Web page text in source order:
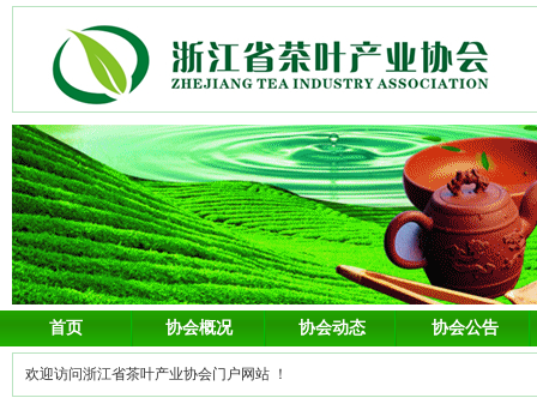
首页 协会概况 协会动态 协会公告
欢迎访问浙江省茶叶产业协会门户网站 ！